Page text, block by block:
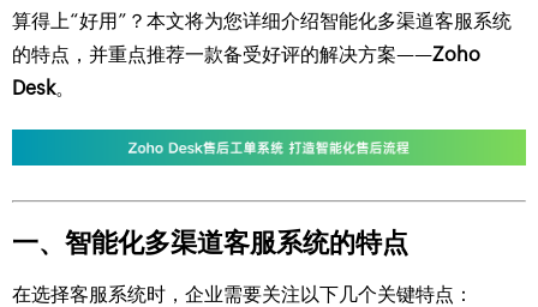
算得上“好用”？本文将为您详细介绍智能化多渠道客服系统
的特点，并重点推荐一款备受好评的解决方案——Zoho
Desk。
一、智能化多渠道客服系统的特点
在选择客服系统时，企业需要关注以下几个关键特点：